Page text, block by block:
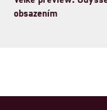
obsazením